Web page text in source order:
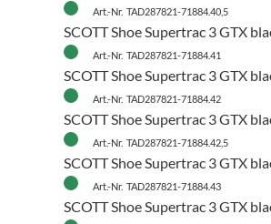
Art.-Nr. TAD287821-71884.40,5
SCOTT Shoe Supertrac 3 GTX
Art.-Nr. TAD287821-71884.41
SCOTT Shoe Supertrac 3 GTX
Art.-Nr. TAD287821-71884.42
SCOTT Shoe Supertrac 3 GTX
Art.-Nr. TAD287821-71884.42,5
SCOTT Shoe Supertrac 3 GTX
Art.-Nr. TAD287821-71884.43
SCOTT Shoe Supertrac 3 GTX